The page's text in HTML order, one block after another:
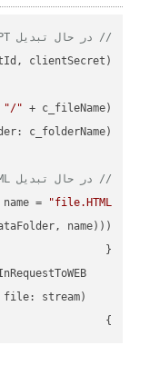
// در حال تبدیل PPT به HTML
"/"
// در حال تبدیل HTML به WEB
= "file.HTML"
}